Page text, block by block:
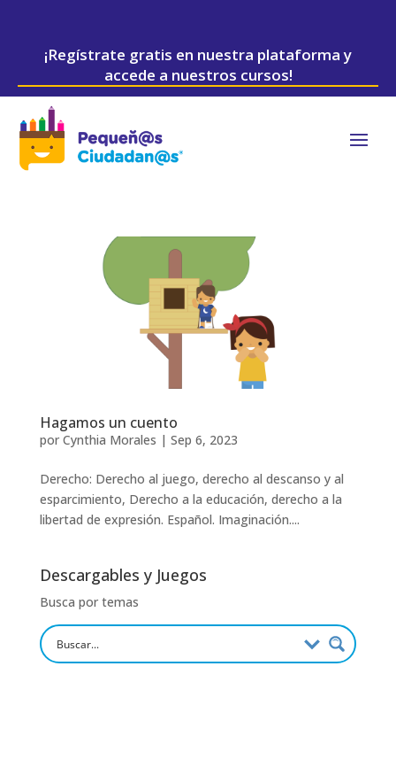
¡Regístrate gratis en nuestra plataforma y
accede a nuestros cursos!
Hagamos un cuento
por Cynthia Morales | Sep 6, 2023
Derecho: Derecho al juego, derecho al descanso y al
esparcimiento, Derecho a la educación, derecho a la
libertad de expresión. Español. Imaginación....
Descargables y Juegos
Busca por temas